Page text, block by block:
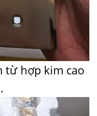
từ hợp kim cao